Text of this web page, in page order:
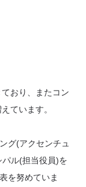
おり、またコン
ています。
グ(アクセンチュ
ル(担当役員)を
を努めていま